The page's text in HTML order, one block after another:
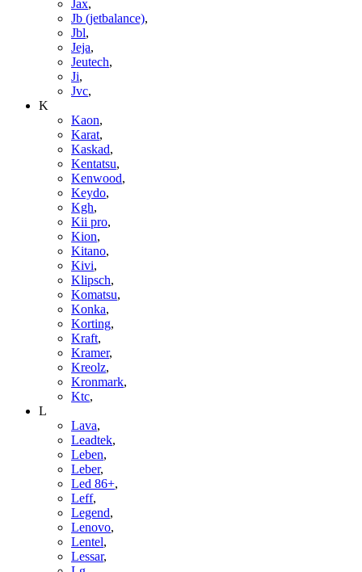
Jax,
Jb (jetbalance),
Jbl,
Jeja,
Jeutech,
Ji,
Jvc,
K
Kaon,
Karat,
Kaskad,
Kentatsu,
Kenwood,
Keydo,
Kgh,
Kii pro,
Kion,
Kitano,
Kivi,
Klipsch,
Komatsu,
Konka,
Korting,
Kraft,
Kramer,
Kreolz,
Kronmark,
Ktc,
L
Lava,
Leadtek,
Leben,
Leber,
Led 86+,
Leff,
Legend,
Lenovo,
Lentel,
Lessar,